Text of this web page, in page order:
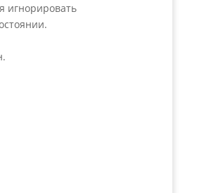
игнорировать